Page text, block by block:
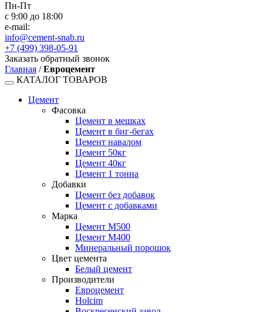
Пн-Пт
с 9:00 до 18:00
e-mail:
info@cement-snab.ru
+7 (499) 398-05-91
Заказать обратный звонок
Главная /Евроцемент
КАТАЛОГ ТОВАРОВ
Цемент
Фасовка
Цемент в мешках
Цемент в биг-бегах
Цемент навалом
Цемент 50кг
Цемент 40кг
Цемент 1 тонна
Добавки
Цемент без добавок
Цемент с добавками
Марка
Цемент М500
Цемент М400
Минеральный порошок
Цвет цемента
Белый цемент
Производители
Евроцемент
Holcim